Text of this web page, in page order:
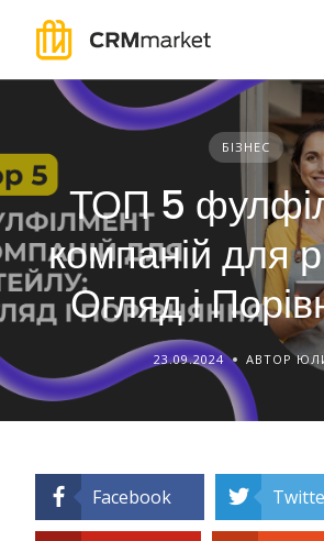
content
БІЗНЕС
ТОП 5
компаній для
Огляд і
23.09.2024 АВТОР
Facebook